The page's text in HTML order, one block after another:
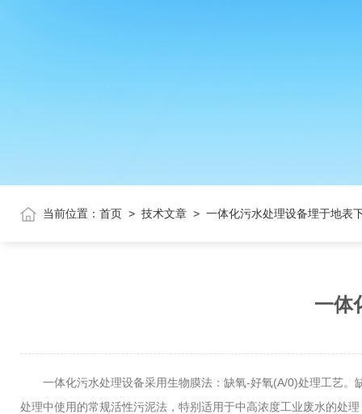
当前位置： 首页 > 技术文章 > 一体化污水处理设备埋于地表
一体
一体化污水处理设备采用生物膜法：缺氧-好氧(A/0)处理工艺。
处理中使用的常规活性污泥法，特别适用于中高浓度工业废水的处